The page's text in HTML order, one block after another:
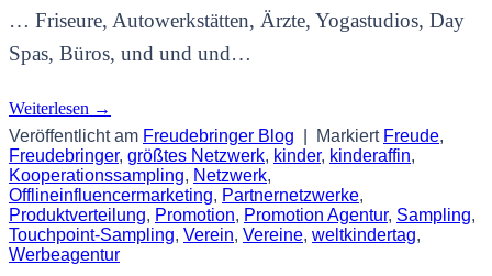
… Friseure, Autowerkstätten, Ärzte, Yogastudios, Day
Spas, Büros, und und und…
Weiterlesen →
Veröffentlicht am Freudebringer Blog Markiert Freude,
Freudebringer, größtes Netzwerk, kinder, kinderaffin,
Kooperationssampling, Netzwerk,
Offlineinfluencermarketing, Partnernetzwerke,
Produktverteilung, Promotion, Promotion Agentur, Sampling,
Touchpoint-Sampling, Verein, Vereine, weltkindertag,
Werbeagentur